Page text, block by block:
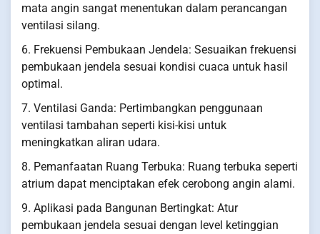
mata angin sangat menentukan dalam perancangan
ventilasi silang.
6. Frekuensi Pembukaan Jendela: Sesuaikan frekuensi
pembukaan jendela sesuai kondisi cuaca untuk hasil
optimal.
7. Ventilasi Ganda: Pertimbangkan penggunaan
ventilasi tambahan seperti kisi-kisi untuk
meningkatkan aliran udara.
8. Pemanfaatan Ruang Terbuka: Ruang terbuka seperti
atrium dapat menciptakan efek cerobong angin alami.
9. Aplikasi pada Bangunan Bertingkat: Atur
pembukaan jendela sesuai dengan level ketinggian